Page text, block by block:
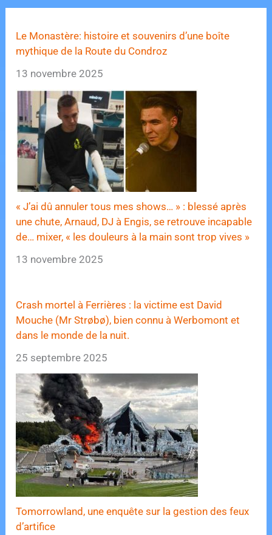
Le Monastère: histoire et souvenirs d’une boîte
mythique de la Route du Condroz
13 novembre 2025
« J’ai dû annuler tous mes shows… » : blessé après
une chute, Arnaud, DJ à Engis, se retrouve incapable
de… mixer, « les douleurs à la main sont trop vives »
13 novembre 2025
Crash mortel à Ferrières : la victime est David
Mouche (Mr Strøbø), bien connu à Werbomont et
dans le monde de la nuit.
25 septembre 2025
Tomorrowland, une enquête sur la gestion des feux
d’artifice